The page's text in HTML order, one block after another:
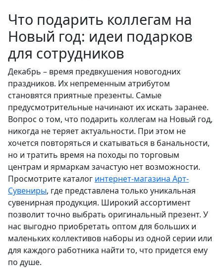
Что подарить коллегам на
Новый год: идеи подарков
для сотрудников
Декабрь – время предвкушения новогодних
праздников. Их непременным атрибутом
становятся приятные презенты. Самые
предусмотрительные начинают их искать заранее.
Вопрос о том, что подарить коллегам на Новый год,
никогда не теряет актуальности. При этом не
хочется повторяться и скатываться в банальности,
но и тратить время на походы по торговым
центрам и ярмаркам зачастую нет возможности.
Просмотрите каталог интернет-магазина Арт-
Сувениры, где представлена только уникальная
сувенирная продукция. Широкий ассортимент
позволит точно выбрать оригинальный презент. У
нас выгодно приобретать оптом для больших и
маленьких коллективов наборы из одной серии или
для каждого работника найти то, что придется ему
по душе.